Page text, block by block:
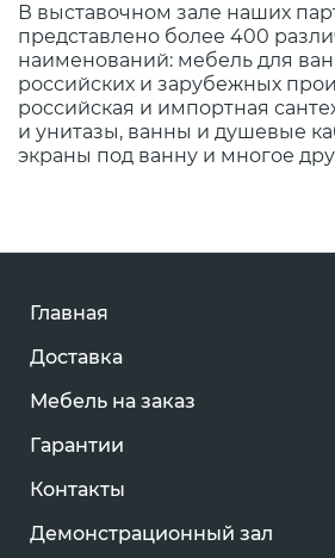
В выставочном зале наших
представлено более 400
наименований: мебель для
российских и зарубежных
российская и импортная
и унитазы, ванны и душевые
экраны под ванну и многое
Главная
Доставка
Мебель на заказ
Гарантии
Контакты
Демонстрационный зал